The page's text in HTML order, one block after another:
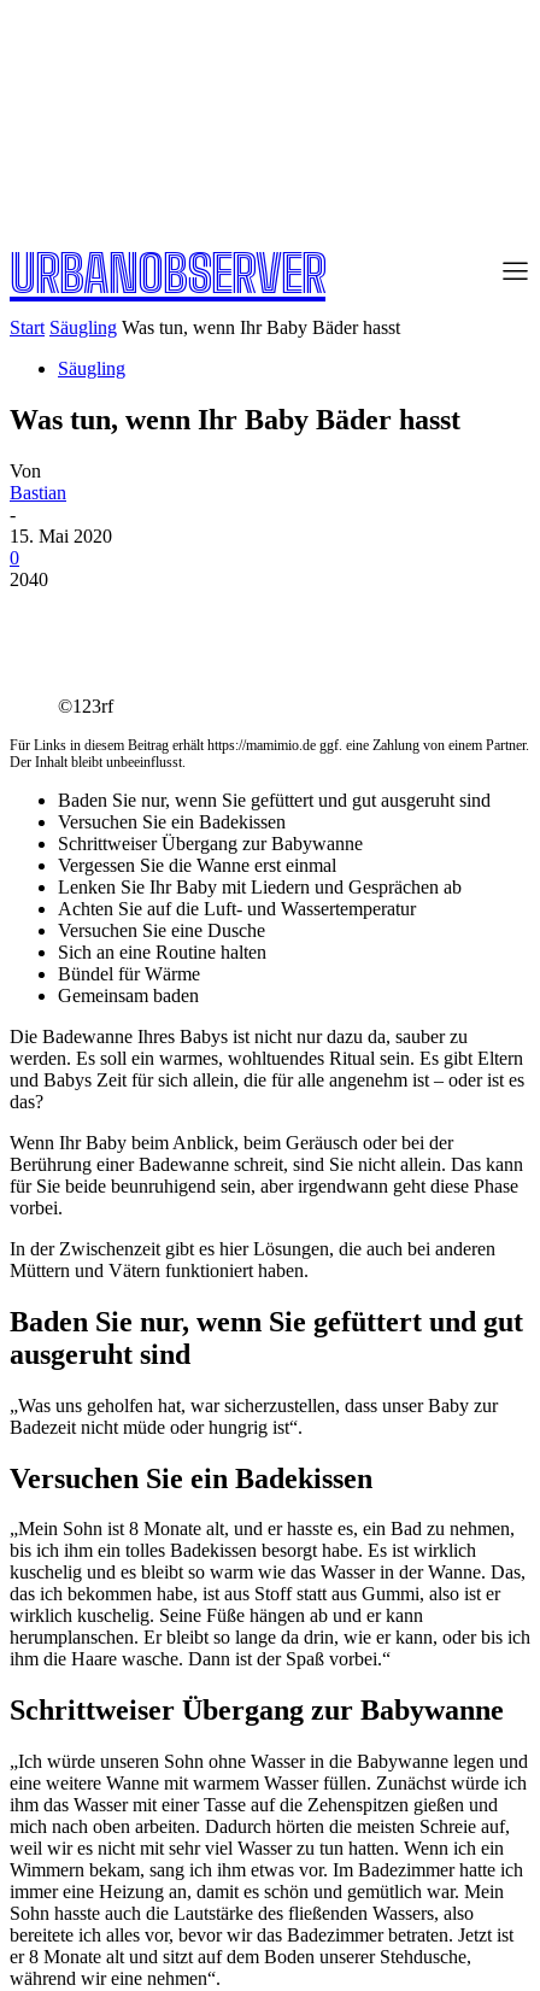
URBANOBSERVER
Start Säugling Was tun, wenn Ihr Baby Bäder hasst
Säugling
Was tun, wenn Ihr Baby Bäder hasst
Von
Bastian
-
15. Mai 2020
0
2040
©123rf
Für Links in diesem Beitrag erhält https://mamimio.de ggf. eine Zahlung von einem Partner.
Der Inhalt bleibt unbeeinflusst.
Baden Sie nur, wenn Sie gefüttert und gut ausgeruht sind
Versuchen Sie ein Badekissen
Schrittweiser Übergang zur Babywanne
Vergessen Sie die Wanne erst einmal
Lenken Sie Ihr Baby mit Liedern und Gesprächen ab
Achten Sie auf die Luft- und Wassertemperatur
Versuchen Sie eine Dusche
Sich an eine Routine halten
Bündel für Wärme
Gemeinsam baden
Die Badewanne Ihres Babys ist nicht nur dazu da, sauber zu
werden. Es soll ein warmes, wohltuendes Ritual sein. Es gibt Eltern
und Babys Zeit für sich allein, die für alle angenehm ist – oder ist es
das?
Wenn Ihr Baby beim Anblick, beim Geräusch oder bei der
Berührung einer Badewanne schreit, sind Sie nicht allein. Das kann
für Sie beide beunruhigend sein, aber irgendwann geht diese Phase
vorbei.
In der Zwischenzeit gibt es hier Lösungen, die auch bei anderen
Müttern und Vätern funktioniert haben.
Baden Sie nur, wenn Sie gefüttert und gut
ausgeruht sind
„Was uns geholfen hat, war sicherzustellen, dass unser Baby zur
Badezeit nicht müde oder hungrig ist“.
Versuchen Sie ein Badekissen
„Mein Sohn ist 8 Monate alt, und er hasste es, ein Bad zu nehmen,
bis ich ihm ein tolles Badekissen besorgt habe. Es ist wirklich
kuschelig und es bleibt so warm wie das Wasser in der Wanne. Das,
das ich bekommen habe, ist aus Stoff statt aus Gummi, also ist er
wirklich kuschelig. Seine Füße hängen ab und er kann
herumplanschen. Er bleibt so lange da drin, wie er kann, oder bis ich
ihm die Haare wasche. Dann ist der Spaß vorbei.“
Schrittweiser Übergang zur Babywanne
„Ich würde unseren Sohn ohne Wasser in die Babywanne legen und
eine weitere Wanne mit warmem Wasser füllen. Zunächst würde ich
ihm das Wasser mit einer Tasse auf die Zehenspitzen gießen und
mich nach oben arbeiten. Dadurch hörten die meisten Schreie auf,
weil wir es nicht mit sehr viel Wasser zu tun hatten. Wenn ich ein
Wimmern bekam, sang ich ihm etwas vor. Im Badezimmer hatte ich
immer eine Heizung an, damit es schön und gemütlich war. Mein
Sohn hasste auch die Lautstärke des fließenden Wassers, also
bereitete ich alles vor, bevor wir das Badezimmer betraten. Jetzt ist
er 8 Monate alt und sitzt auf dem Boden unserer Stehdusche,
während wir eine nehmen“.